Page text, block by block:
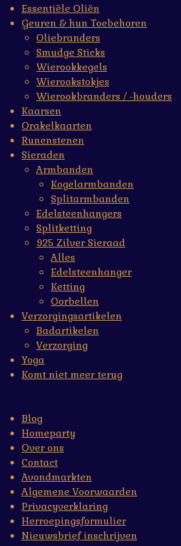
Essentiële Oliën
Geuren & hun Toebehoren
Oliebranders
Smudge Sticks
Wierookkegels
Wierookstokjes
Wierookbranders / -houders
Kaarsen
Orakelkaarten
Runenstenen
Sieraden
Armbanden
Kogelarmbanden
Splitarmbanden
Edelsteenhangers
Splitketting
925 Zilver Sieraad
Alles
Edelsteenhanger
Ketting
Oorbellen
Verzorgingsartikelen
Badartikelen
Verzorging
Yoga
Komt niet meer terug
Blog
Homeparty
Over ons
Contact
Avondmarkten
Algemene Voorwaarden
Privacyverklaring
Herroepingsformulier
Nieuwsbrief inschrijven